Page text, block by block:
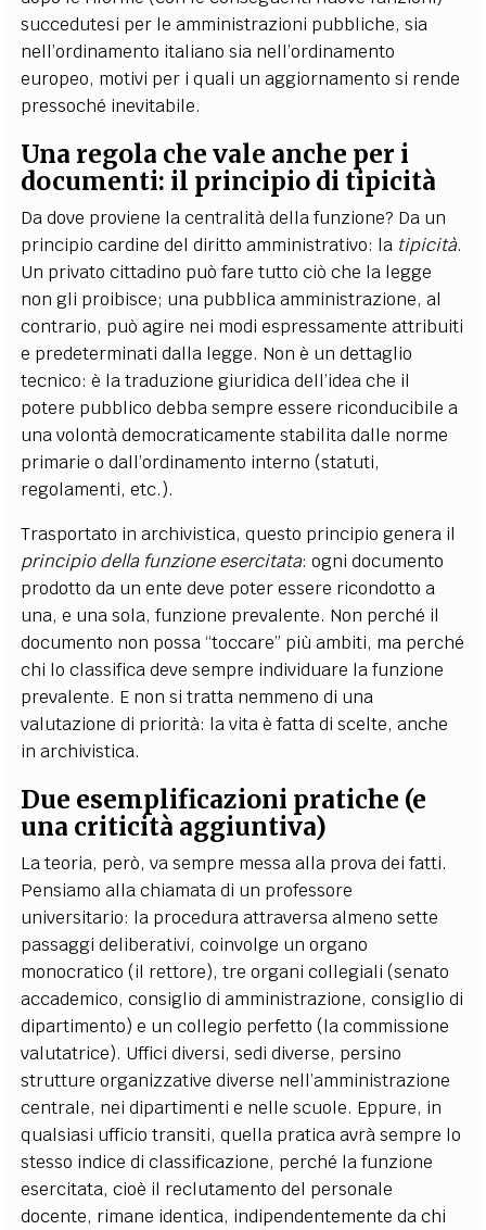
succedutesi per le amministrazioni pubbliche, sia
nell’ordinamento italiano sia nell’ordinamento
europeo, motivi per i quali un aggiornamento si rende
pressoché inevitabile.
Una regola che vale anche per i
documenti: il principio di tipicità
Da dove proviene la centralità della funzione? Da un
principio cardine del diritto amministrativo: la tipicità.
Un privato cittadino può fare tutto ciò che la legge
non gli proibisce; una pubblica amministrazione, al
contrario, può agire nei modi espressamente attribuiti
e predeterminati dalla legge. Non è un dettaglio
tecnico: è la traduzione giuridica dell’idea che il
potere pubblico debba sempre essere riconducibile a
una volontà democraticamente stabilita dalle norme
primarie o dall’ordinamento interno (statuti,
regolamenti, etc.).
Trasportato in archivistica, questo principio genera il
principio della funzione esercitata: ogni documento
prodotto da un ente deve poter essere ricondotto a
una, e una sola, funzione prevalente. Non perché il
documento non possa “toccare” più ambiti, ma perché
chi lo classifica deve sempre individuare la funzione
prevalente. E non si tratta nemmeno di una
valutazione di priorità: la vita è fatta di scelte, anche
in archivistica.
Due esemplificazioni pratiche (e
una criticità aggiuntiva)
La teoria, però, va sempre messa alla prova dei fatti.
Pensiamo alla chiamata di un professore
universitario: la procedura attraversa almeno sette
passaggi deliberativi, coinvolge un organo
monocratico (il rettore), tre organi collegiali (senato
accademico, consiglio di amministrazione, consiglio di
dipartimento) e un collegio perfetto (la commissione
valutatrice). Uffici diversi, sedi diverse, persino
strutture organizzative diverse nell’amministrazione
centrale, nei dipartimenti e nelle scuole. Eppure, in
qualsiasi ufficio transiti, quella pratica avrà sempre lo
stesso indice di classificazione, perché la funzione
esercitata, cioè il reclutamento del personale
docente, rimane identica, indipendentemente da chi